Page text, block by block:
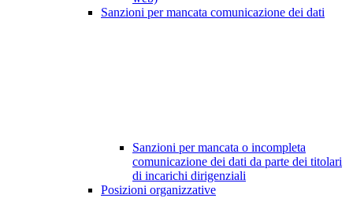
Sanzioni per mancata comunicazione dei dati
Sanzioni per mancata o incompleta
comunicazione dei dati da parte dei titolari
di incarichi dirigenziali
Posizioni organizzative